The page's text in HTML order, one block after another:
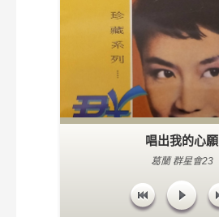
唱出我的心願
葛蘭 群星會23